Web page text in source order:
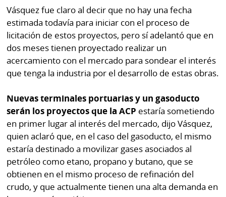
Vásquez fue claro al decir que no hay una fecha
estimada todavía para iniciar con el proceso de
licitación de estos proyectos, pero sí adelantó que en
dos meses tienen proyectado realizar un
acercamiento con el mercado para sondear el interés
que tenga la industria por el desarrollo de estas obras.
Nuevas terminales portuarias y un gasoducto
serán los proyectos que la ACP estaría sometiendo
en primer lugar al interés del mercado, dijo Vásquez,
quien aclaró que, en el caso del gasoducto, el mismo
estaría destinado a movilizar gases asociados al
petróleo como etano, propano y butano, que se
obtienen en el mismo proceso de refinación del
crudo, y que actualmente tienen una alta demanda en